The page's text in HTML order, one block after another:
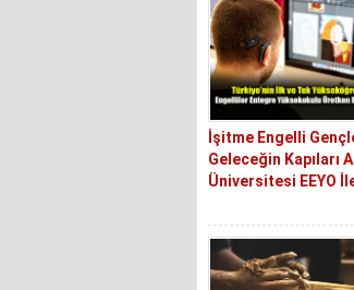
İşitme Engelli
Geleceğin Kapıları
Üniversitesi EEYO